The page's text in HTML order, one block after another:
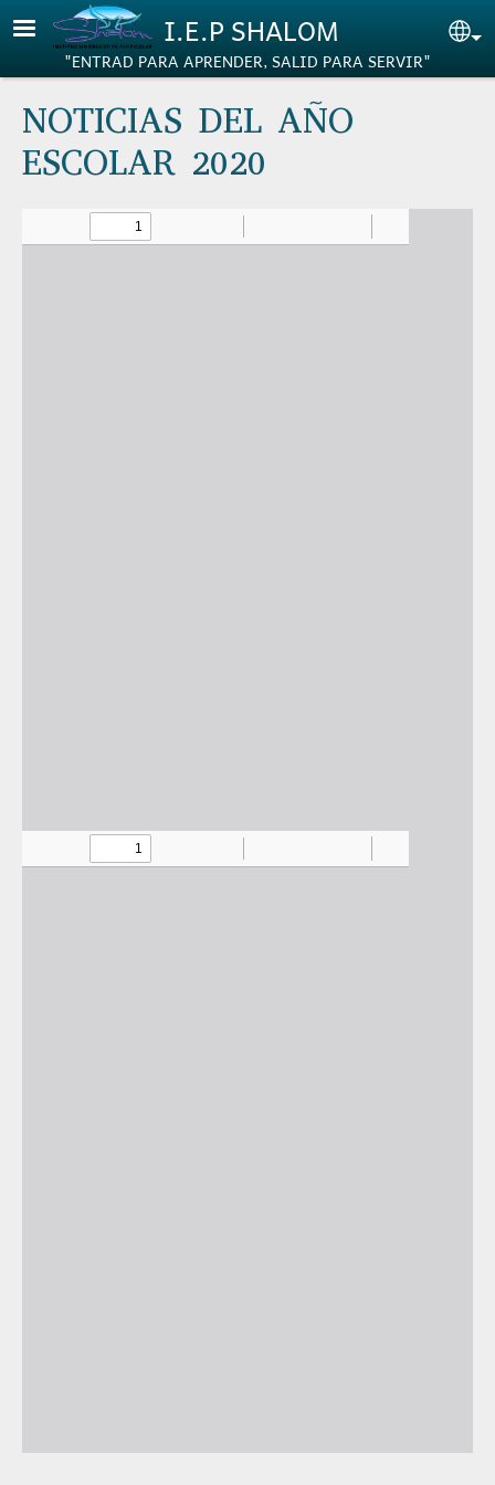
Pasar al contenido principal
I.E.P SHALOM
"ENTRAD PARA APRENDER, SALID PARA SERVIR"
NOTICIAS DEL AÑO
ESCOLAR 2020